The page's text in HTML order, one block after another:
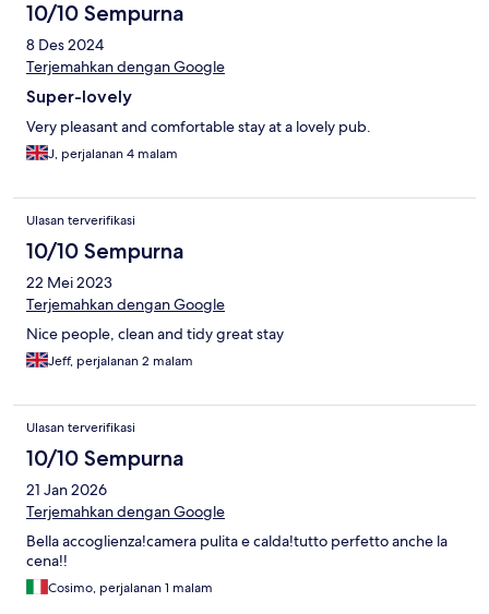
10/10 Sempurna
8 Des 2024
Terjemahkan dengan Google
Super-lovely
Very pleasant and comfortable stay at a lovely pub.
J, perjalanan 4 malam
Ulasan terverifikasi
10/10 Sempurna
22 Mei 2023
Terjemahkan dengan Google
Nice people, clean and tidy great stay
Jeff, perjalanan 2 malam
Ulasan terverifikasi
10/10 Sempurna
21 Jan 2026
Terjemahkan dengan Google
Bella accoglienza!camera pulita e calda!tutto perfetto anche la
cena!!
Cosimo, perjalanan 1 malam